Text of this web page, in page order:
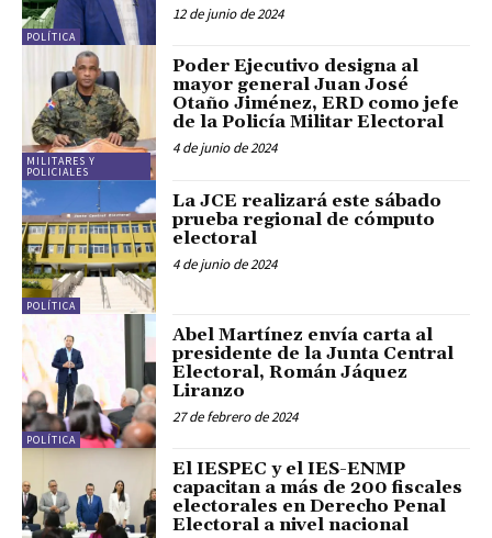
POLÍTICA
12 de junio de 2024
MILITARES Y
POLICIALES
Poder Ejecutivo designa al
mayor general Juan José
Otaño Jiménez, ERD como jefe
de la Policía Militar Electoral
4 de junio de 2024
POLÍTICA
La JCE realizará este sábado
prueba regional de cómputo
electoral
4 de junio de 2024
POLÍTICA
Abel Martínez envía carta al
presidente de la Junta Central
Electoral, Román Jáquez
Liranzo
27 de febrero de 2024
El IESPEC y el IES-ENMP
capacitan a más de 200 fiscales
electorales en Derecho Penal
Electoral a nivel nacional